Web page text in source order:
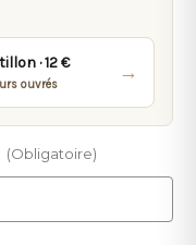
· 12 €
ouvrés
→
(Obligatoire)